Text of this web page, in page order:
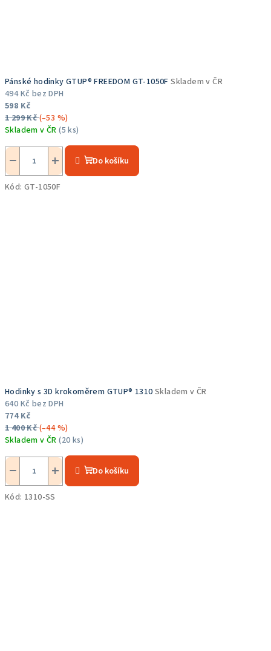
Pánské hodinky GTUP® FREEDOM GT-1050FSkladem v ČR
494 Kč bez DPH
598 Kč
1 299 Kč(–53 %)
Skladem v ČR(5 ks)
hodnocení
produktu
je
5,0
+
− Do košíku
Kód: GT-1050F
Hodinky s 3D krokoměrem GTUP® 1310 Skladem v ČR
640 Kč bez DPH
774 Kč
1 400 Kč(–44 %)
Skladem v ČR(20 ks)
+
− Do košíku
Kód: 1310-SS